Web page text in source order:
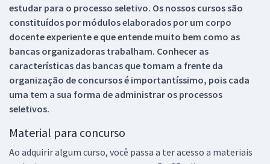
estudar para o processo seletivo. Os nossos cursos são
constituídos por módulos elaborados por um corpo
docente experiente e que entende muito bem como as
bancas organizadoras trabalham. Conhecer as
características das bancas que tomam a frente da
organização de concursos é importantíssimo, pois cada
uma tem a sua forma de administrar os processos
seletivos.
Material para concurso
Ao adquirir algum curso, você passa a ter acesso a materiais